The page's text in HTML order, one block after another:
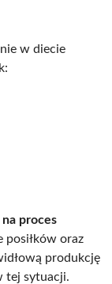
w diecie
proces
posiłków oraz
produkcję
tej sytuacji.